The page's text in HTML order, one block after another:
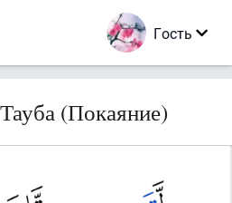
Гость
(Покаяние)